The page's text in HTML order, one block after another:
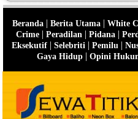
Beranda| Berita Utama| White
Crime | Peradilan | Pidana |
Eksekutif| Selebriti | Pemilu |
Gaya Hidup | Opini